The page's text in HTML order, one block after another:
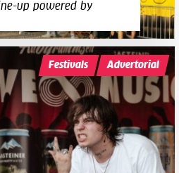
up powered by
Festivals Advertorial